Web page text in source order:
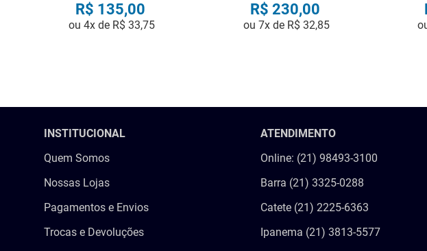
R$ 135,00
ou4x de R$ 33,75
R$ 230,00
ou 7x de R$ 32,85
INSTITUCIONAL
Quem Somos
Nossas Lojas
Pagamentos e Envios
Trocas e Devoluções
ATENDIMENTO
Online: (21) 98493-3100
Barra (21) 3325-0288
Catete (21) 2225-6363
Ipanema (21) 3813-5577